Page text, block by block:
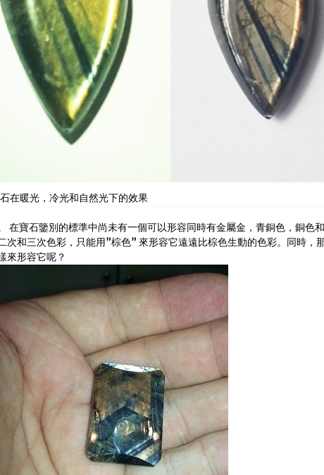
在暖光，冷光和自然光下的效果
在寶石鑒別的標準中尚未有一個可以形容同時有金屬金，青銅色，銅色
和三次色彩，只能用”棕色” 來形容它遠遠比棕色生動的色彩。同時，
來形容它呢？